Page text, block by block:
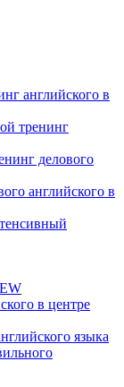
английского в
тренинг
делового
английского в
в центре
языка